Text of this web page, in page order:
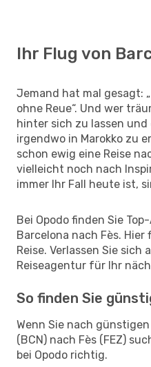
Ihr Flug von
Jemand hat mal gesagt:
ohne Reue“. Und wer
hinter sich zu lassen
irgendwo in Marokko zu
schon ewig eine Reise
vielleicht noch nach
immer Ihr Fall heute ist,
Bei Opodo finden Sie
Barcelona nach Fès. Hier
Reise. Verlassen Sie sich
Reiseagentur für Ihr
So finden Sie
Wenn Sie nach
(BCN) nach Fès (FEZ)
bei Opodo richtig.